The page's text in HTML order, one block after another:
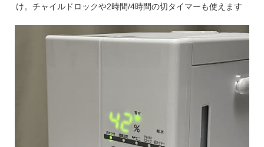
け。チャイルドロックや2時間/4時間の切タイマーも使えます